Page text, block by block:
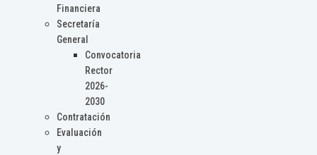
Financiera
Secretaría
General
Convocatoria
Rector
2026-
2030
Contratación
Evaluación
y